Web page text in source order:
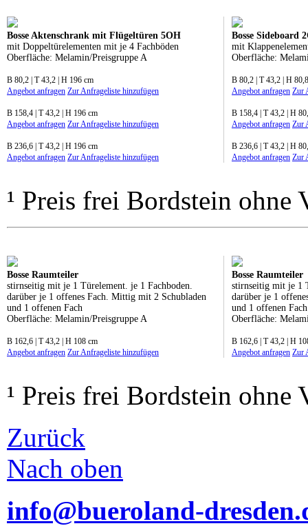
Bosse Aktenschrank mit Flügeltüren 5OH
mit Doppeltürelementen mit je 4 Fachböden
Oberfläche: Melamin/Preisgruppe A
B 80,2 | T 43,2 | H 196 cm
Angebot anfragen Zur Anfrageliste hinzufügen
B 158,4 | T 43,2 | H 196 cm
Angebot anfragen Zur Anfrageliste hinzufügen
B 236,6 | T 43,2 | H 196 cm
Angebot anfragen Zur Anfrageliste hinzufügen
Bosse Sideboard
mit
Oberfläche:
B 80,2 | T 43,2 | H
Angebot anfragen Zur
B 158,4 | T 43,2 | H
Angebot anfragen Zur
B 236,6 | T 43,2 | H
Angebot anfragen Zur
¹ Preis frei Bordstein ohne
Bosse Raumteiler
stirnseitig mit je 1 Türelement. je 1 Fachboden.
darüber je 1 offenes Fach. Mittig mit 2 Schubladen
und 1 offenen Fach
Oberfläche: Melamin/Preisgruppe A
B 162,6 | T 43,2 | H 108 cm
Angebot anfragen Zur Anfrageliste hinzufügen
Bosse Raumteiler
stirnseitig mit je 1
darüber je 1
und 1 offenen
Oberfläche:
B 162,6 | T 43,2 | H
Angebot anfragen Zur
¹ Preis frei Bordstein ohne
Zurück
Nach oben
info@bueroland-